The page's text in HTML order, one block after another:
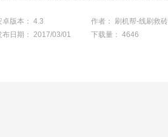
卓版本： 4.3 作者： 刷机帮-线刷救砖
布日期： 2017/03/01 下载量： 4646